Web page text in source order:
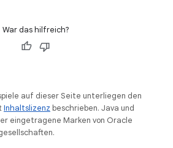
War das hilfreich?
auf dieser Seite unterliegen den
Inhaltslizenz beschrieben. Java und
eingetragene Marken von Oracle